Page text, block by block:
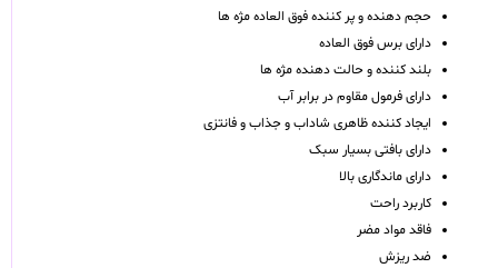
حجم دهنده و پر کننده فوق العاده مژه ها
دارای برس فوق العاده
بلند کننده و حالت دهنده مژه ها
دارای فرمول مقاوم در برابر آب
ایجاد کننده ظاهری شاداب و جذاب و فانتزی
دارای بافتی بسیار سبک
دارای ماندگاری بالا
کاربرد راحت
فاقد مواد مضر
ضد ریزش